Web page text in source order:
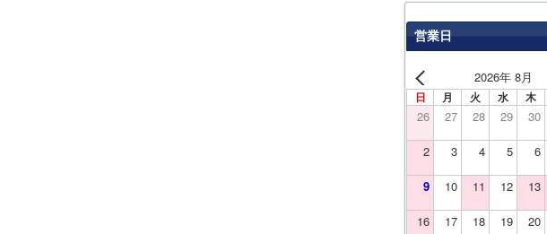
営業日
2026年 8月
日 月 火 水 木
26 27 28 29 30
2 3 4 5 6
9 10 11 12 13
16 17 18 19 20